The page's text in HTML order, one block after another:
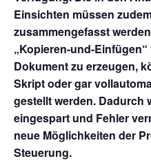
Einsichten müssen
zusammengefasst
„Kopieren-und-
Dokument zu erzeugen,
Skript oder gar
gestellt werden. Dadurch
eingespart und Fehler
neue Möglichkeiten der
Steuerung.